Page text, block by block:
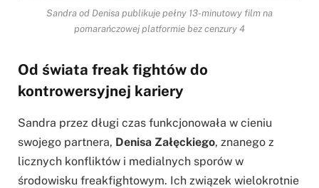
Sandra od Denisa publikuje pełny 13-minutowy film na
pomarańczowej platformie bez cenzury 4
Od świata freak fightów do
kontrowersyjnej kariery
Sandra przez długi czas funkcjonowała w cieniu
swojego partnera, Denisa Załęckiego, znanego z
licznych konfliktów i medialnych sporów w
środowisku freakfightowym. Ich związek wielokrotnie